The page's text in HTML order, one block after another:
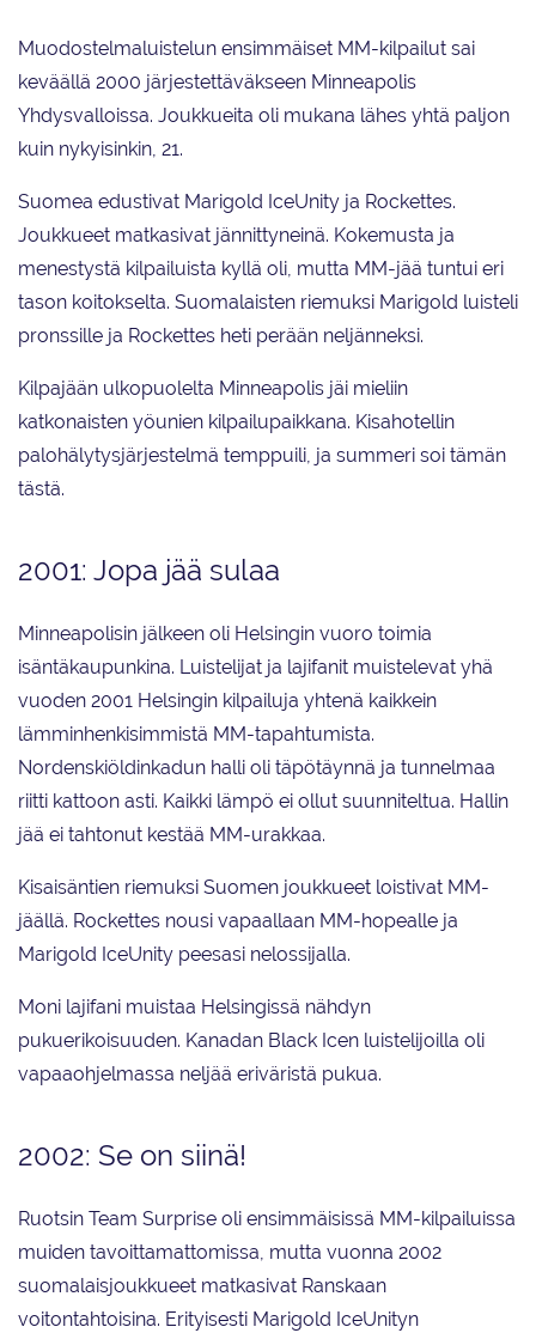
Muodostelmaluistelun ensimmäiset MM-kilpailut sai
keväällä 2000 järjestettäväkseen Minneapolis
Yhdysvalloissa. Joukkueita oli mukana lähes yhtä paljon
kuin nykyisinkin, 21.
Suomea edustivat Marigold IceUnity ja Rockettes.
Joukkueet matkasivat jännittyneinä. Kokemusta ja
menestystä kilpailuista kyllä oli, mutta MM-jää tuntui eri
tason koitokselta. Suomalaisten riemuksi Marigold luisteli
pronssille ja Rockettes heti perään neljänneksi.
Kilpajään ulkopuolelta Minneapolis jäi mieliin
katkonaisten yöunien kilpailupaikkana. Kisahotellin
palohälytysjärjestelmä temppuili, ja summeri soi tämän
tästä.
2001: Jopa jää sulaa
Minneapolisin jälkeen oli Helsingin vuoro toimia
isäntäkaupunkina. Luistelijat ja lajifanit muistelevat yhä
vuoden 2001 Helsingin kilpailuja yhtenä kaikkein
lämminhenkisimmistä MM-tapahtumista.
Nordenskiöldinkadun halli oli täpötäynnä ja tunnelmaa
riitti kattoon asti. Kaikki lämpö ei ollut suunniteltua. Hallin
jää ei tahtonut kestää MM-urakkaa.
Kisaisäntien riemuksi Suomen joukkueet loistivat MM-
jäällä. Rockettes nousi vapaallaan MM-hopealle ja
Marigold IceUnity peesasi nelossijalla.
Moni lajifani muistaa Helsingissä nähdyn
pukuerikoisuuden. Kanadan Black Icen luistelijoilla oli
vapaaohjelmassa neljää eriväristä pukua.
2002: Se on siinä!
Ruotsin Team Surprise oli ensimmäisissä MM-kilpailuissa
muiden tavoittamattomissa, mutta vuonna 2002
suomalaisjoukkueet matkasivat Ranskaan
voitontahtoisina. Erityisesti Marigold IceUnityn